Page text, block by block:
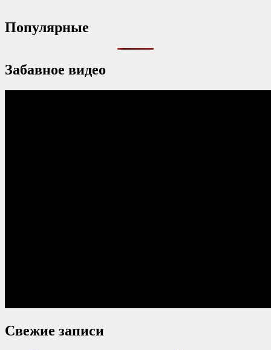
Популярные
Забавное видео
Свежие записи